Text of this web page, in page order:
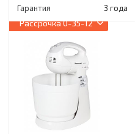
Гарантия 3 года
Рассрочка0-35-12